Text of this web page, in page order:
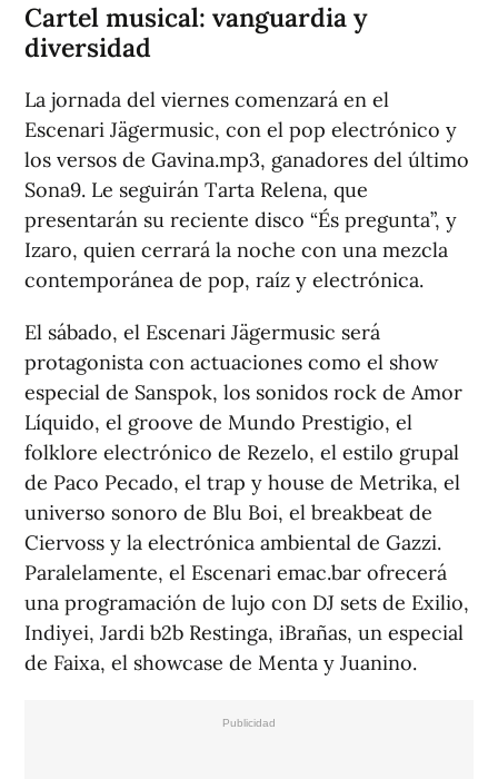
Cartel musical: vanguardia y
diversidad
La jornada del viernes comenzará en el
Escenari Jägermusic, con el pop electrónico y
los versos de Gavina.mp3, ganadores del último
Sona9. Le seguirán Tarta Relena, que
presentarán su reciente disco “És pregunta”, y
Izaro, quien cerrará la noche con una mezcla
contemporánea de pop, raíz y electrónica.
El sábado, el Escenari Jägermusic será
protagonista con actuaciones como el show
especial de Sanspok, los sonidos rock de Amor
Líquido, el groove de Mundo Prestigio, el
folklore electrónico de Rezelo, el estilo grupal
de Paco Pecado, el trap y house de Metrika, el
universo sonoro de Blu Boi, el breakbeat de
Ciervoss y la electrónica ambiental de Gazzi.
Paralelamente, el Escenari emac.bar ofrecerá
una programación de lujo con DJ sets de Exilio,
Indiyei, Jardi b2b Restinga, iBrañas, un especial
de Faixa, el showcase de Menta y Juanino.